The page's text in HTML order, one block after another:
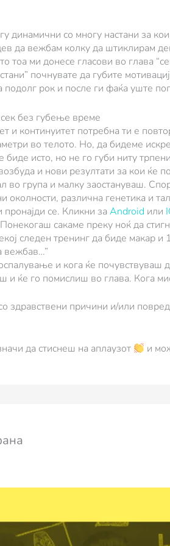
динамични со многу настани за
да вежбам колку да штиклирам
тоа ми донесе гласови во глава
почнувате да губите
рок и после ги фаќа уште
без губење време
и континуитет потребна ти е
во телото. Но, да бидеме
исто, но не го губи ниту
и нови резултати за кои
група и малку заостануваш.
околности, различна генетика и
се. Кликни за Android или
сакаме преку ноќ да
следен тренинг да биде макар
вежбав…”
и кога ќе
ќе го помислиш во глава. Кога
здравствени причини и/или
да стиснеш на аплаузот и